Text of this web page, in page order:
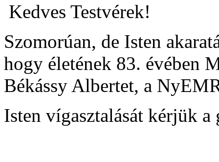
Kedves Testvérek!
Szomorúan, de Isten
hogy életének 83. évében
Békássy Albertet, a
Isten vígasztalását kérjük a